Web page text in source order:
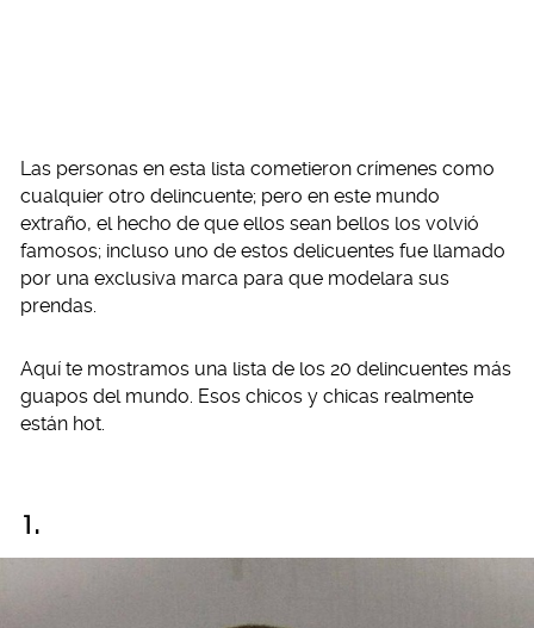
Las personas en esta lista cometieron crímenes como
cualquier otro delincuente; pero en este mundo
extraño, el hecho de que ellos sean bellos los volvió
famosos; incluso uno de estos delicuentes fue llamado
por una exclusiva marca para que modelara sus
prendas.
Aquí te mostramos una lista de los 20 delincuentes más
guapos del mundo. Esos chicos y chicas realmente
están hot.
1.